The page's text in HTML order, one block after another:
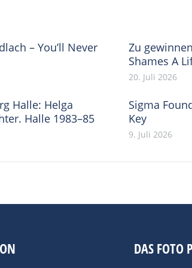
– You’ll Never
Zu
Shames A
20. Juli 2026
Halle: Helga
Halle 1983–85
Sigma
Key
9. Juli 2026
DAS FOTO